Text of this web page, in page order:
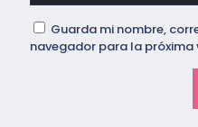
Guarda mi nombre,
navegador para la próxima